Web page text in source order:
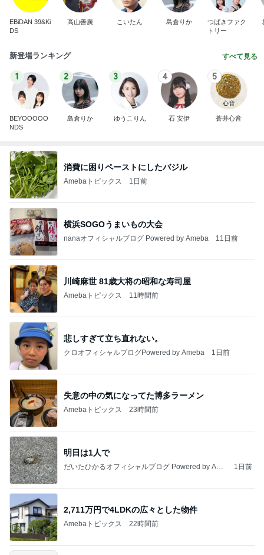
EBiDAN 39&Ki
DS
高山善廣 こいたん 島倉りか
つばきファク
トリー
新登場ランキング すべて見る
1
BEYOOOOO
NDS
2
島倉りか
3
ゆうこりん
4
石 安伊
5
蒼井心音
消費に困りペーストにしたバジル
Amebaトピックス 1日前
横浜SOGOうまいもの大会
nanaオフィシャルブログ Powered by Ameba 11日前
川崎麻世 81歳大将の昭和な寿司屋
Amebaトピックス 11時間前
悲しすぎて立ち直れない。
クロオフィシャルブログPowered by Ameba 1日前
失意の中の気になってた博多ラーメン
Amebaトピックス 23時間前
明日は1人で
だいたひかるオフィシャルブログ Powered by Ame
1日前
2,711万円で4LDKの広々とした物件
Amebaトピックス 22時間前